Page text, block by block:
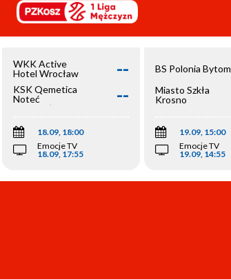
WKK Active
Hotel Wrocław
--
KSK Qemetica
Noteć
Inowrocław
--
18.09, 18:00
Emocje TV
18.09, 17:55
BS Polonia Bytom
Miasto Szkła
Krosno
19.09, 15:00
Emocje TV
19.09, 14:55